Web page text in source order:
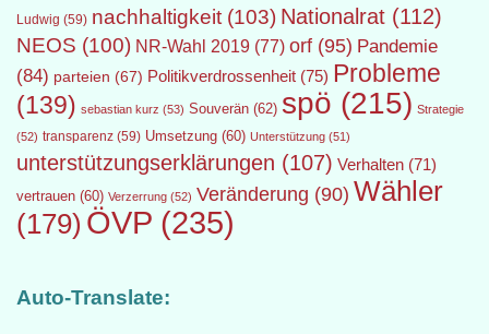
Ludwig (59) nachhaltigkeit (103) Nationalrat (112)
NEOS (100) NR-Wahl 2019 (77) orf (95) Pandemie
(84) parteien (67) Politikverdrossenheit (75) Probleme
(139) sebastian kurz (53) Souverän (62) spö (215) Strategie
(52) transparenz (59) Umsetzung (60) Unterstützung (51)
unterstützungserklärungen (107) Verhalten (71)
vertrauen (60) Verzerrung (52) Veränderung (90) Wähler
(179) ÖVP (235)
Auto-Translate: